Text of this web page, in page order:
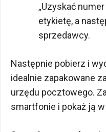
„Uzyskać
etykietę, a
sprzedawcy.
Następnie pobierz i
idealnie zapakowane
urzędu pocztowego.
smartfonie i pokaż ją